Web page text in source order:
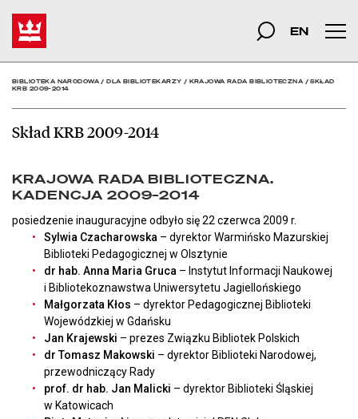
Skład KRB 2009-2014 -
szukana fraza
Szukaj
EN
BIBLIOTEKA NARODOWA/DLA BIBLIOTEKARZY / KRAJOWA RADA BIBLIOTECZNA /SKŁAD
KRB 2009-2014
Skład KRB 2009-2014
KRAJOWA RADA BIBLIOTECZNA.
KADENCJA 2009–2014
posiedzenie inauguracyjne odbyło się 22 czerwca 2009 r.
Sylwia Czacharowska – dyrektor Warmińsko Mazurskiej
Biblioteki Pedagogicznej w Olsztynie
dr hab. Anna Maria Gruca – Instytut Informacji Naukowej
i Bibliotekoznawstwa Uniwersytetu Jagiellońskiego
Małgorzata Kłos – dyrektor Pedagogicznej Biblioteki
Wojewódzkiej w Gdańsku
Jan Krajewski – prezes Związku Bibliotek Polskich
dr Tomasz Makowski – dyrektor Biblioteki Narodowej,
przewodniczący Rady
prof. dr hab. Jan Malicki – dyrektor Biblioteki Śląskiej
w Katowicach